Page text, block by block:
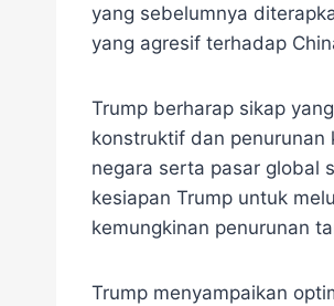
yang sebelumnya
yang agresif terhadap
Trump berharap sikap
konstruktif dan penurunan
negara serta pasar global
kesiapan Trump untuk
kemungkinan penurunan
Trump menyampaikan